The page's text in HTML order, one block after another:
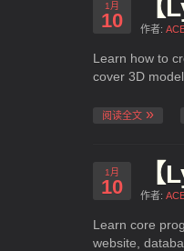
1月
10 作者:
Learn how to
cover 3D
阅读全文
1月
10 作者:
Learn core
website,